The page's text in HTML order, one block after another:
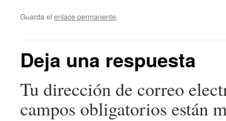
Guarda el enlace permanente.
Deja una respuesta
Tu dirección de correo
campos obligatorios están